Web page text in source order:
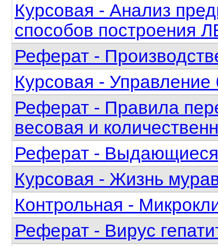
Курсовая - Анализ
способов построения
Реферат -
Курсовая - Управление
Реферат - Правила
весовая и
Реферат -
Курсовая - Жизнь
Контрольная -
Реферат - Вирус